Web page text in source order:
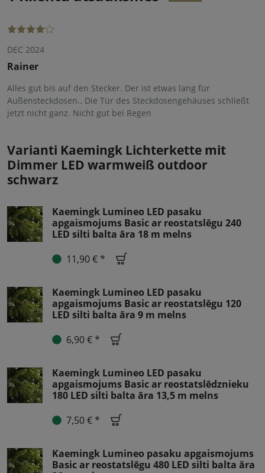
DEC 2024
Rainer
Alles gut bis auf den Stecker. Der ist etwas lang für
Außensteckdosen.. Die Tür des Steckdosengehäuses schließt
jetzt nicht ganz. Nicht gut bei Regen
Varianti Kaemingk Lichterkette mit
Dimmer LED warmweiß outdoor
schwarz
Kaemingk Lumineo LED pasaku
apgaismojums Basic ar reostatslēgu 240
LED silti balta āra 18 m melns
11,90 € *
Kaemingk Lumineo LED pasaku
apgaismojums Basic ar reostatslēgu 120
LED silti balta āra 9 m melns
6,90 € *
Kaemingk Lumineo LED pasaku
apgaismojums Basic ar reostatslēdznieku
180 LED silti balta āra 13,5 m melns
7,50 € *
Kaemingk Lumineo pasaku apgaismojums
Basic ar reostatslēgu 480 LED silti balta āra